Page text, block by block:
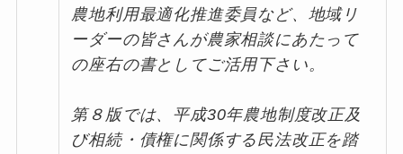
農地利用最適化推進委員など、地域リ
ーダーの皆さんが農家相談にあたって
の座右の書としてご活用下さい。
第８版では、平成30年農地制度改正及
び相続・債権に関係する民法改正を踏